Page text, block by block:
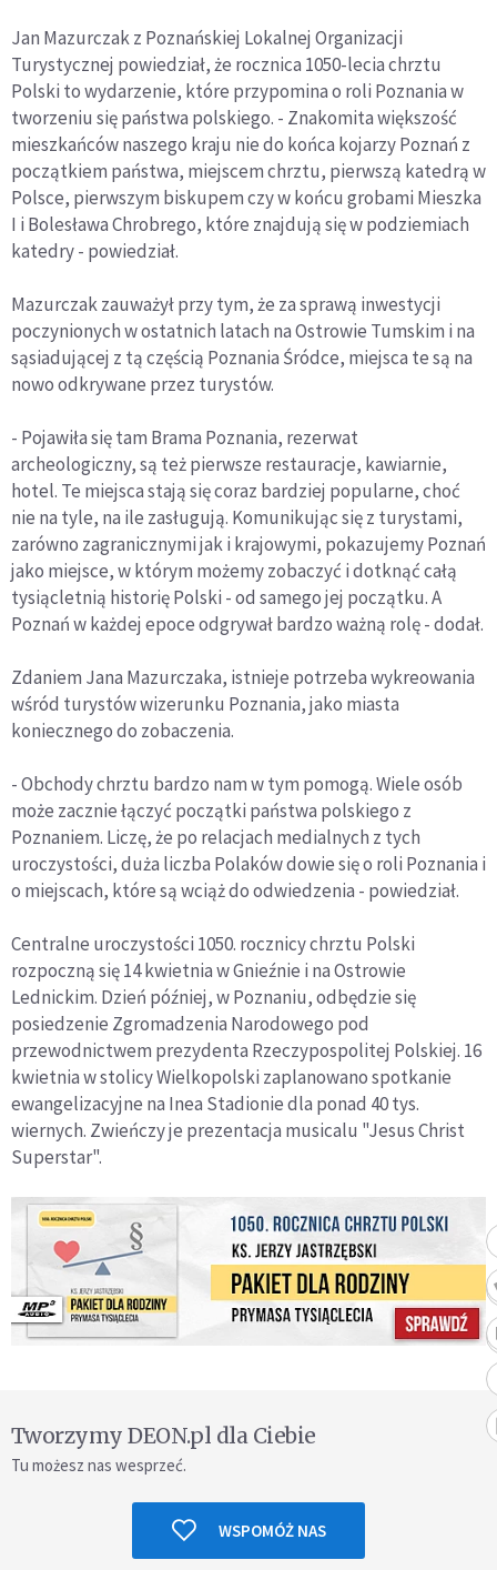
Jan Mazurczak z Poznańskiej Lokalnej Organizacji
Turystycznej powiedział, że rocznica 1050-lecia chrztu
Polski to wydarzenie, które przypomina o roli Poznania w
tworzeniu się państwa polskiego. - Znakomita większość
mieszkańców naszego kraju nie do końca kojarzy Poznań z
początkiem państwa, miejscem chrztu, pierwszą katedrą w
Polsce, pierwszym biskupem czy w końcu grobami Mieszka
I i Bolesława Chrobrego, które znajdują się w podziemiach
katedry - powiedział.
Mazurczak zauważył przy tym, że za sprawą inwestycji
poczynionych w ostatnich latach na Ostrowie Tumskim i na
sąsiadującej z tą częścią Poznania Śródce, miejsca te są na
nowo odkrywane przez turystów.
- Pojawiła się tam Brama Poznania, rezerwat
archeologiczny, są też pierwsze restauracje, kawiarnie,
hotel. Te miejsca stają się coraz bardziej popularne, choć
nie na tyle, na ile zasługują. Komunikując się z turystami,
zarówno zagranicznymi jak i krajowymi, pokazujemy Poznań
jako miejsce, w którym możemy zobaczyć i dotknąć całą
tysiącletnią historię Polski - od samego jej początku. A
Poznań w każdej epoce odgrywał bardzo ważną rolę - dodał.
Zdaniem Jana Mazurczaka, istnieje potrzeba wykreowania
wśród turystów wizerunku Poznania, jako miasta
koniecznego do zobaczenia.
- Obchody chrztu bardzo nam w tym pomogą. Wiele osób
może zacznie łączyć początki państwa polskiego z
Poznaniem. Liczę, że po relacjach medialnych z tych
uroczystości, duża liczba Polaków dowie się o roli Poznania i
o miejscach, które są wciąż do odwiedzenia - powiedział.
Centralne uroczystości 1050. rocznicy chrztu Polski
rozpoczną się 14 kwietnia w Gnieźnie i na Ostrowie
Lednickim. Dzień później, w Poznaniu, odbędzie się
posiedzenie Zgromadzenia Narodowego pod
przewodnictwem prezydenta Rzeczypospolitej Polskiej. 16
kwietnia w stolicy Wielkopolski zaplanowano spotkanie
ewangelizacyjne na Inea Stadionie dla ponad 40 tys.
wiernych. Zwieńczy je prezentacja musicalu "Jesus Christ
Superstar".
Tworzymy DEON.pl dla Ciebie
Tu możesz nas wesprzeć.
WSPOMÓŻ NAS